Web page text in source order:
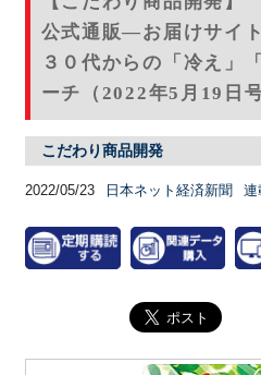
公式通販―お届けサイ
３０代からの「冷え」
ーチ（2022年5月19日号
こだわり商品開発
2022/05/23 日本ネット経済新聞 連